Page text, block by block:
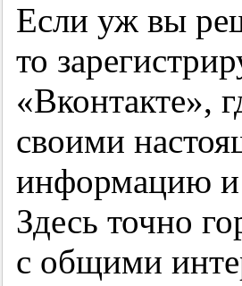
Если уж вы
то
«Вконтакте»,
своими
информацию и
Здесь точно
с общими